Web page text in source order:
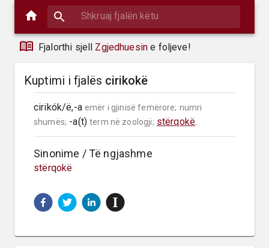
Fjalorthi sjell Zgjedhuesin e foljeve!
Kuptimi i fjalës cirikokë
cirikók/ë,-a emër i gjinisë femërore; numri
shumës; -a(t) term në zoologji; stërqokë.
Sinonime / Të ngjashme
stërqokë